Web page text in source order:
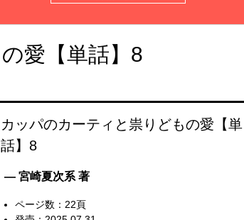
愛【単話】8
カッパのカーティと祟りどもの愛【単
話】8
— 宮崎夏次系 著
ページ数：22頁